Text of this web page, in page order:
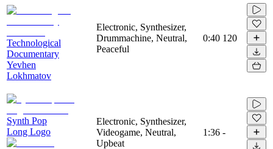
Technological
Documentary
Yevhen
Lokhmatov
Electronic, Synthesizer,
Drummachine, Neutral,
Peaceful
0:40 120
Synth Pop
Long Logo
Electronic, Synthesizer,
Videogame, Neutral,
Upbeat
1:36 -